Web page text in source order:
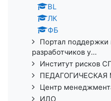
BL
ЛК
ФБ
Портал
разработчиков у...
Институт рисков
ПЕДАГОГИЧЕСКАЯ
Центр
ИДО